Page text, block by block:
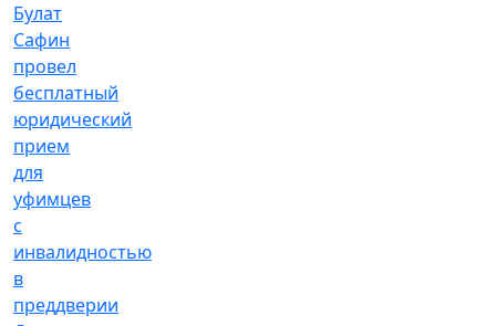
Булат
Сафин
провел
бесплатный
юридический
прием
для
уфимцев
с
инвалидностью
в
преддверии